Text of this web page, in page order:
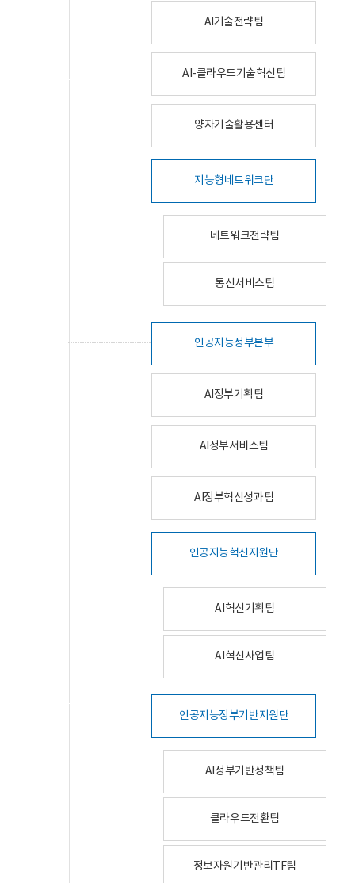
AI기술전략팀
AI-클라우드기술혁신팀
양자기술활용센터
지능형네트워크단
네트워크전략팀
통신서비스팀
인공지능정부본부
AI정부기획팀
AI정부서비스팀
AI정부혁신성과팀
인공지능혁신지원단
AI혁신기획팀
AI혁신사업팀
인공지능정부기반지원단
AI정부기반정책팀
클라우드전환팀
정보자원기반관리TF팀